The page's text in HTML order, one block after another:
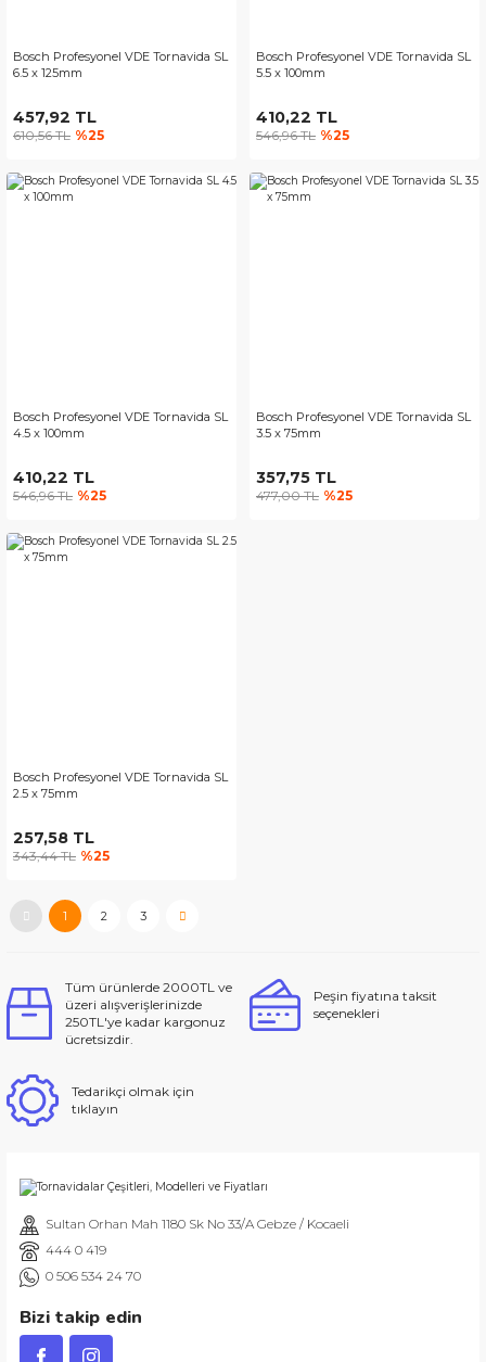
Bosch Profesyonel VDE Tornavida SL
6.5 x 125mm
457,92 TL
610,56 TL %25
Bosch Profesyonel VDE Tornavida SL
5.5 x 100mm
410,22 TL
546,96 TL %25
Bosch Profesyonel VDE Tornavida SL
4.5 x 100mm
410,22 TL
546,96 TL %25
Bosch Profesyonel VDE Tornavida SL
3.5 x 75mm
357,75 TL
477,00 TL %25
Bosch Profesyonel VDE Tornavida SL
2.5 x 75mm
257,58 TL
343,44 TL %25
1 2 3
Tüm ürünlerde 2000TL ve
üzeri alışverişlerinizde
250TL'ye kadar kargonuz
ücretsizdir.
Peşin fiyatına taksit
seçenekleri
Tedarikçi olmak için
tıklayın
Sultan Orhan Mah 1180 Sk No 33/A Gebze / Kocaeli
444 0 419
0 506 534 24 70
Bizi takip edin